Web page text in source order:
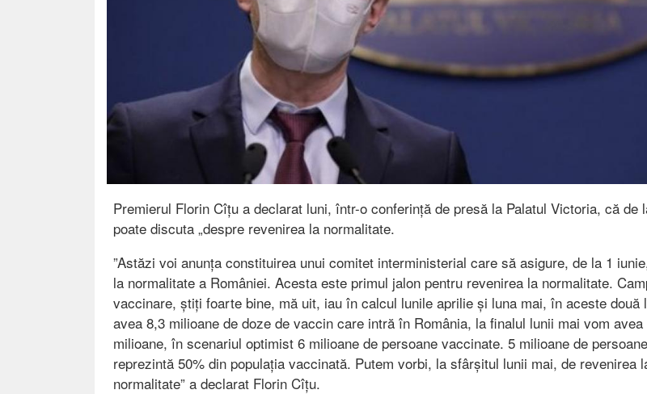
Premierul Florin Cîțu a declarat luni, într-o conferință de presă la Palatul Victoria, că de
poate discuta „despre revenirea la normalitate.
”Astăzi voi anunța constituirea unui comitet interministerial care să asigure, de la 1
la normalitate a României. Acesta este primul jalon pentru revenirea la normalitate.
vaccinare, știți foarte bine, mă uit, iau în calcul lunile aprilie și luna mai, în aceste două
avea 8,3 milioane de doze de vaccin care intră în România, la finalul lunii mai vom avea
milioane, în scenariul optimist 6 milioane de persoane vaccinate. 5 milioane de
reprezintă 50% din populația vaccinată. Putem vorbi, la sfârșitul lunii mai, de revenirea
normalitate” a declarat Florin Cîțu.